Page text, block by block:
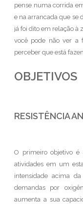
pense numa corrida
e na arrancada que se
já foi dito em relação à
você pode não ver a
perceber que está
OBJETIVOS
RESISTÊNCIA
O primeiro objetivo é
atividades em um
intensidade acima
demandas por
aumenta a sua